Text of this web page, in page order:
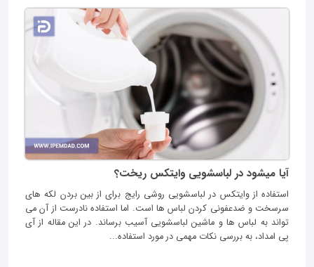
آیا میشود در لباسشویی وایتکس ریخت؟
استفاده از وایتکس در لباسشویی روشی رایج برای از بین بردن لکه‌ های
سرسخت و ضدعفونی کردن لباس‌ ها است. اما استفاده نادرست از آن می‌
تواند به لباس‌ ها و ماشین لباسشویی آسیب برساند. در این مقاله از آی
پی امداد، به بررسی نکات مهمی در مورد استفاده...